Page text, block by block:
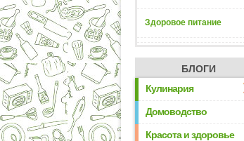
Здоровое питание
БЛОГИ
Кулинария
Домоводство
Красота и здоровье